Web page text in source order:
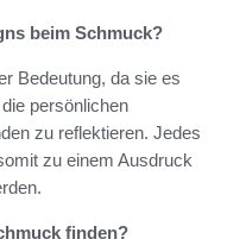
beim Schmuck?
Bedeutung, da sie es
persönlichen
zu reflektieren. Jedes
zu einem Ausdruck
finden?